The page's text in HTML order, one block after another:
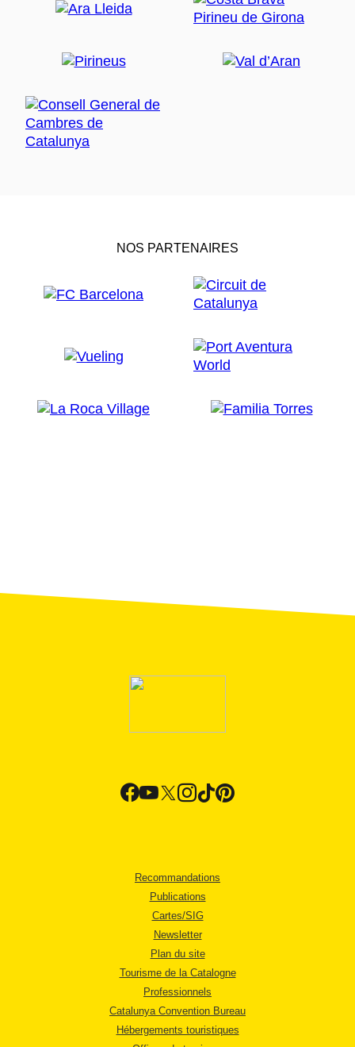
NOS PARTENAIRES
Recommandations
Publications
Cartes/SIG
Newsletter
Plan du site
Tourisme de la Catalogne
Professionnels
Catalunya Convention Bureau
Hébergements touristiques